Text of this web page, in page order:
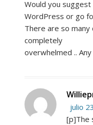
Would you
WordPress or go
There are so
completely
overwhelmed ..
julio
[p]The